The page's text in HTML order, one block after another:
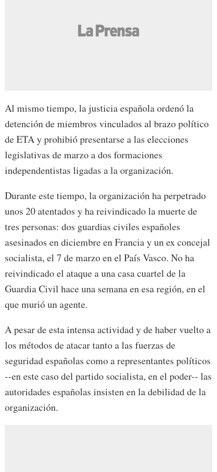
Al mismo tiempo, la justicia española ordenó la
detención de miembros vinculados al brazo político
de ETA y prohibió presentarse a las elecciones
legislativas de marzo a dos formaciones
independentistas ligadas a la organización.
Durante este tiempo, la organización ha perpetrado
unos 20 atentados y ha reivindicado la muerte de
tres personas: dos guardias civiles españoles
asesinados en diciembre en Francia y un ex concejal
socialista, el 7 de marzo en el País Vasco. No ha
reivindicado el ataque a una casa cuartel de la
Guardia Civil hace una semana en esa región, en el
que murió un agente.
A pesar de esta intensa actividad y de haber vuelto a
los métodos de atacar tanto a las fuerzas de
seguridad españolas como a representantes políticos
--en este caso del partido socialista, en el poder-- las
autoridades españolas insisten en la debilidad de la
organización.